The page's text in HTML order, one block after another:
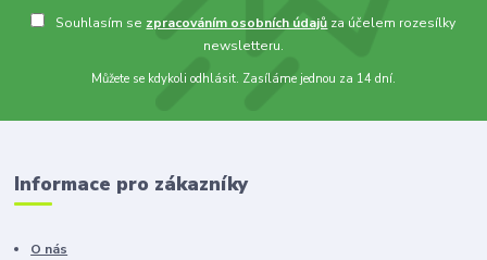
Souhlasím se zpracováním osobních údajů za účelem rozesílky
newsletteru.
Můžete se kdykoli odhlásit. Zasíláme jednou za 14 dní.
Informace pro zákazníky
O nás